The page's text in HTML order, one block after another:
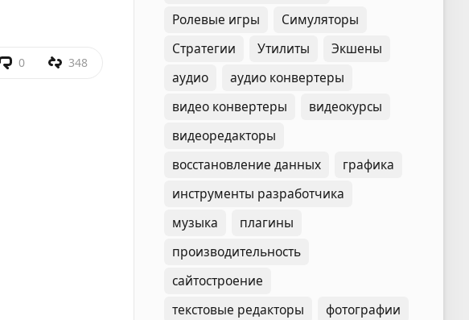
0 348
Ролевые игры
Симуляторы
Стратегии
Утилиты
Экшены
аудио
аудио конвертеры
видео конвертеры
видеокурсы
видеоредакторы
восстановление данных
графика
инструменты разработчика
музыка
плагины
производительность
сайтостроение
текстовые редакторы
фотографии